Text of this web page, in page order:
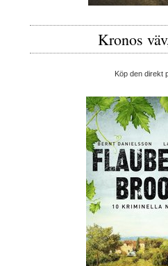
Kronos
Köp den direkt